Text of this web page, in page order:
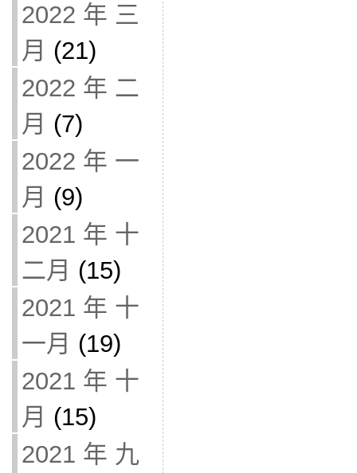
2022 年 三
月 (21)
2022 年 二
月 (7)
2022 年 一
月 (9)
2021 年 十
二月 (15)
2021 年 十
一月 (19)
2021 年 十
月 (15)
2021 年 九